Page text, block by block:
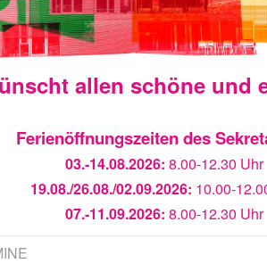
allen schöne und
Ferienöffnungszeiten des
03.-14.08.2026: 8.00-12.30 Uhr
19.08./26.08./02.09.2026: 10.00-
07.-11.09.2026: 8.00-12.30 Uhr